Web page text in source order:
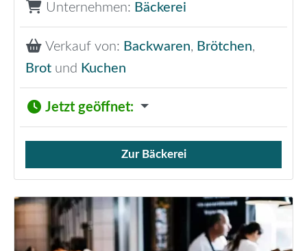
Unternehmen: Bäckerei
Verkauf von: Backwaren, Brötchen,
Brot und Kuchen
Jetzt geöffnet:
Verkauf von Brötchen,
Zur Bäckerei